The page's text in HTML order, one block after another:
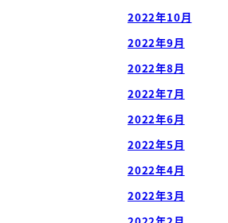
2022年10月
2022年9月
2022年8月
2022年7月
2022年6月
2022年5月
2022年4月
2022年3月